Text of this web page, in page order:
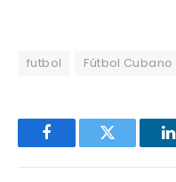
futbol Fútbol Cubano
FacebookTwitter